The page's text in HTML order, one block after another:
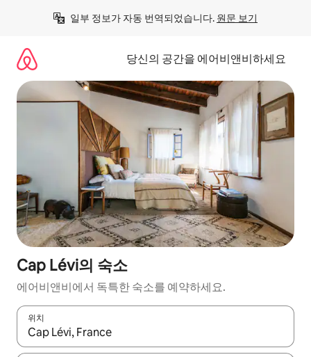
일부 정보가 자동 번역되었습니다. 원문 보기
당신의 공간을 에어비앤비하세요
Cap Lévi의 숙소
에어비앤비에서 독특한 숙소를 예약하세요.
위치
결과가 나오면 위·아래 화살표 키를 사용하거나 터치 또는 스와이